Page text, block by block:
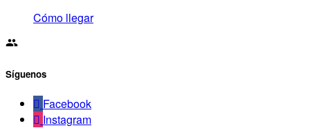
Cómo llegar
Síguenos
Facebook
Instagram